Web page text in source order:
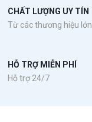
CHẤT LƯỢNG UY TÍN
Từ các thương hiệu lớn
HỖ TRỢ MIỄN PHÍ
Hỗ trợ 24/7